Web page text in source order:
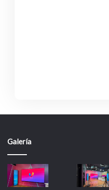
Galería